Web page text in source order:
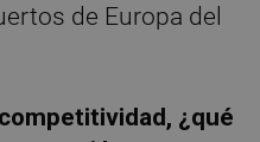
de Europa del
¿qué